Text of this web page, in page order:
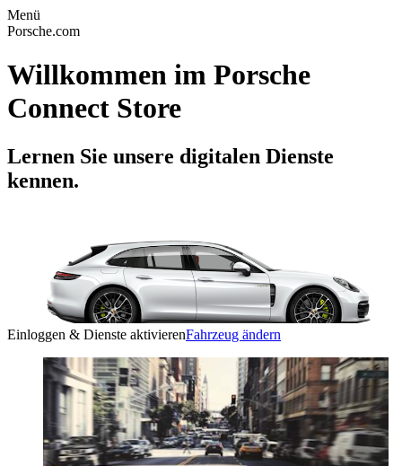
Menü
Porsche.com
Willkommen im Porsche
Connect Store
Lernen Sie unsere digitalen Dienste
kennen.
Einloggen & Dienste aktivierenFahrzeug ändern